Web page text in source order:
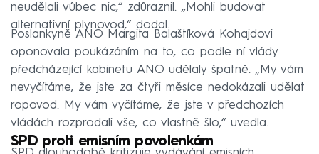
neudělali vůbec nic,“ zdůraznil. „Mohli budovat
alternativní plynovod,“ dodal.
Poslankyně ANO Margita Balaštíková Kohajdovi
oponovala poukázáním na to, co podle ní vlády
předcházející kabinetu ANO udělaly špatně. „My vám
nevyčítáme, že jste za čtyři měsíce nedokázali udělat
ropovod. My vám vyčítáme, že jste v předchozích
vládách rozprodali vše, co vlastně šlo,“ uvedla.
SPD proti emisním povolenkám